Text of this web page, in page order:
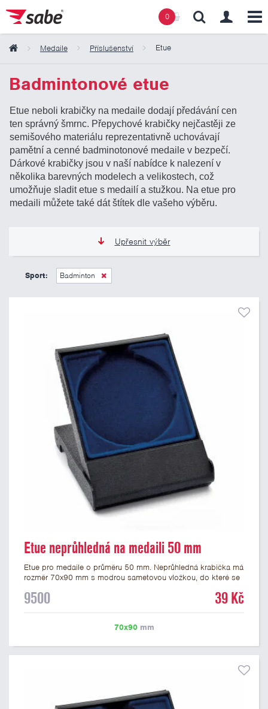
0
Medaile Příslušenství Etue
Badmintonové etue
Etue neboli krabičky na medaile dodají předávání cen
ten správný šmrnc. Přepychové krabičky nejčastěji ze
semišového materiálu reprezentativně uchovávají
pamětní a cenné badminotonové medaile v bezpečí.
Dárkové krabičky jsou v naší nabídce k nalezení v
několika barevných modelech a velikostech, což
umožňuje sladit etue s medailí a stužkou. Na etue pro
medaili můžete také dát štítek dle vašeho výběru.
Upřesnit výběr
39 Kč
Sport: Badminton
Etue neprůhledná na medaili 50 mm
Etue pro medaile o průměru 50 mm. Neprůhledná krabička má
rozměr 70x90 mm s modrou sametovou vložkou, do které se
významné sportovní či kulturní události.
9500 39 Kč
70x90mm
Obsah košíku
Košík zeje prázdnotou